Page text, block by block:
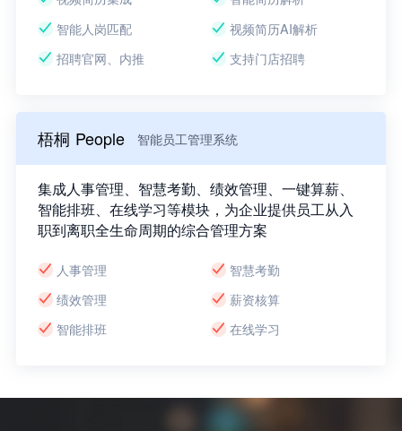
智能人岗匹配
视频简历AI解析
招聘官网、内推
支持门店招聘
梧桐 People 智能员工管理系统
集成人事管理、智慧考勤、绩效管理、一键算薪、
智能排班、在线学习等模块，为企业提供员工从入
职到离职全生命周期的综合管理方案
人事管理
智慧考勤
绩效管理
薪资核算
智能排班
在线学习